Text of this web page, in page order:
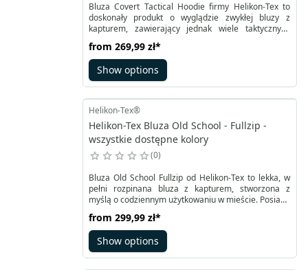
Bluza Covert Tactical Hoodie firmy Helikon-Tex to
doskonały produkt o wyglądzie zwykłej bluzy z
kapturem, zawierający jednak wiele taktycznych
from 269,99 zł*
Show options
Helikon-Tex®
Helikon-Tex Bluza Old School - Fullzip -
wszystkie dostępne kolory
0
Bluza Old School Fullzip od Helikon-Tex to lekka, w
pełni rozpinana bluza z kapturem, stworzona z
myślą o codziennym użytkowaniu w mieście. Posiada
ze sznurkiem, co zapewnia komfort i funkcjonalność
na co dzień. Produkt ma krój unisex, co oznacza, że
jest uniwersalny i nie jest dopasowany ani do
sylwetki damskiej, ani męskiej. Luźny fason nie
from 299,99 zł*
Show options